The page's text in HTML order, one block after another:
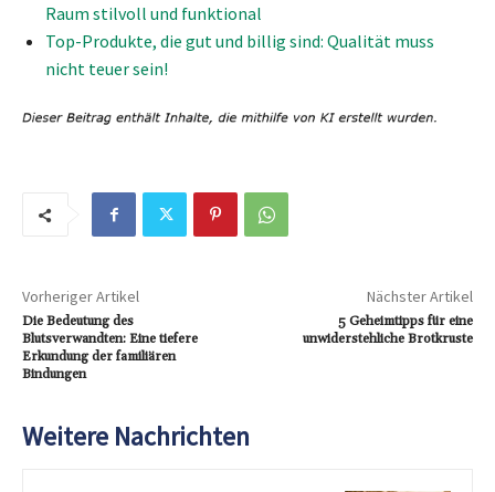
Raum stilvoll und funktional
Top-Produkte, die gut und billig sind: Qualität muss
nicht teuer sein!
Vorheriger Artikel
Die Bedeutung des
Blutsverwandten: Eine tiefere
Erkundung der familiären
Bindungen
Nächster Artikel
5 Geheimtipps für eine
unwiderstehliche Brotkruste
Weitere Nachrichten